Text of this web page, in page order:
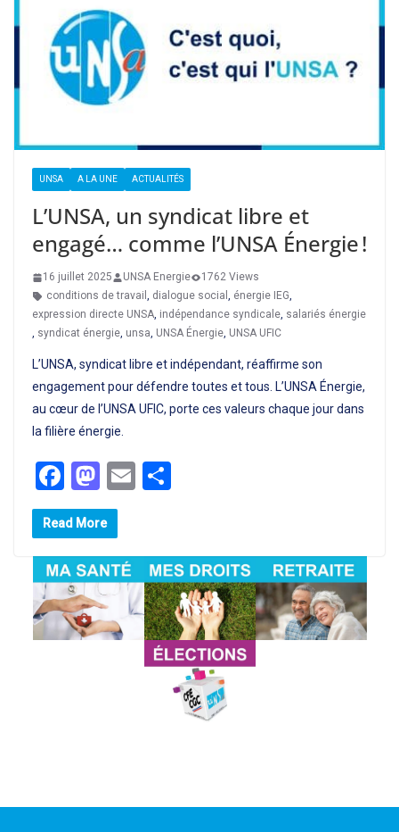
UNSA A LA UNE ACTUALITÉS
L’UNSA, un syndicat libre et
engagé… comme l’UNSA Énergie !
16 juillet 2025 UNSA Energie
1762 Views
conditions de travail , dialogue social , énergie IEG,
expression directe UNSA, indépendance syndicale, salariés énergie
, syndicat énergie, unsa, UNSA Énergie, UNSA UFIC
L’UNSA, syndicat libre et indépendant, réaffirme son
engagement pour défendre toutes et tous. L’UNSA Énergie,
au cœur de l’UNSA UFIC, porte ces valeurs chaque jour dans
la filière énergie.
F
a
ce
b
o
o
k
M
a
st
o
d
o
n
E
g
er
Read More